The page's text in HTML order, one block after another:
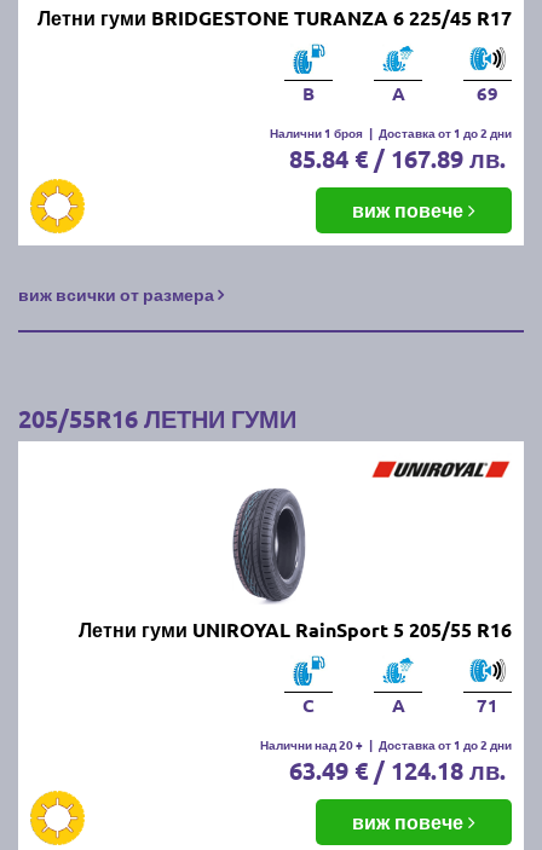
Летни гуми BRIDGESTONE TURANZA 6 225/45 R17
B A 69
Налични 1 броя | Доставка от 1 до 2 дни
85.84 € / 167.89 лв.
виж повече
виж всички от размера
205/55R16 ЛЕТНИ ГУМИ
Летни гуми UNIROYAL RainSport 5 205/55 R16
C A 71
Налични над 20 + | Доставка от 1 до 2 дни
63.49 € / 124.18 лв.
виж повече